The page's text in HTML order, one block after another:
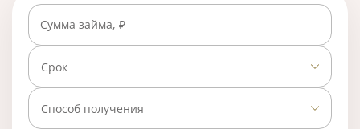
Займы
Вклады
Бизнес
помощью онлайн-заявки с быстрым перечислением
средств на банковскую карту. На 01.05.2025 вам
доступно 23 предложения со ставкой от 0% в день.
Сумма займа, ₽
Срок
Способ получения